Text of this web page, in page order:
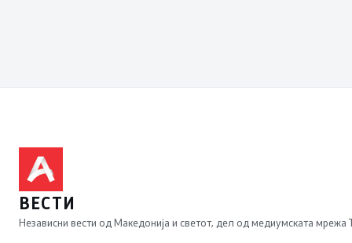
ВЕСТИ
Независни вести од Македонија и светот, дел од медиумската